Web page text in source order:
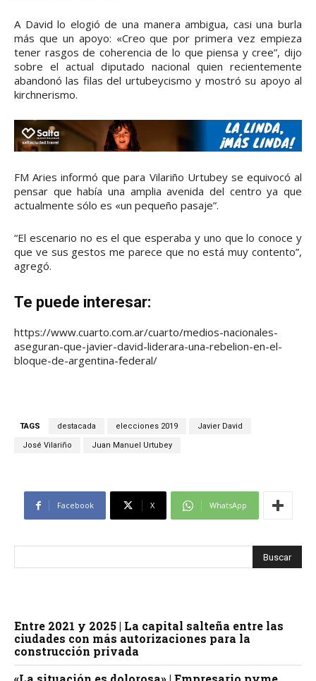
A David lo elogió de una manera ambigua, casi una burla
más que un apoyo: «Creo que por primera vez empieza
tener rasgos de coherencia de lo que piensa y cree”, dijo
sobre el actual diputado nacional quien recientemente
abandonó las filas del urtubeycismo y mostró su apoyo al
kirchnerismo.
FM Aries informó que para Vilariño Urtubey se equivocó al
pensar que había una amplia avenida del centro ya que
actualmente sólo es «un pequeño pasaje”.
“El escenario no es el que esperaba y uno que lo conoce y
que ve sus gestos me parece que no está muy contento”,
agregó.
Te puede interesar:
https://www.cuarto.com.ar/cuarto/medios-nacionales-
aseguran-que-javier-david-liderara-una-rebelion-en-el-
bloque-de-argentina-federal/
TAGS destacada elecciones 2019 Javier David
José Vilariño Juan Manuel Urtubey
Facebook X WhatsApp
Entre 2021 y 2025 | La capital salteña entre las
ciudades con más autorizaciones para la
construcción privada